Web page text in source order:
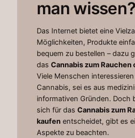
man wissen?
Das Internet bietet eine
Möglichkeiten, Produkte
bequem zu bestellen – dazu
das Cannabis zum Rauchen
Viele Menschen
Cannabis, sei es aus
informativen Gründen. Doch
sich für das Cannabis zum
kaufenentscheidet, gibt es
Aspekte zu beachten.